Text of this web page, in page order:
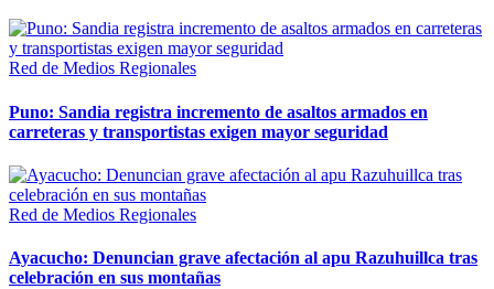
Red de Medios Regionales
Puno: Sandia registra incremento de asaltos armados en
carreteras y transportistas exigen mayor seguridad
Red de Medios Regionales
Ayacucho: Denuncian grave afectación al apu Razuhuillca tras
celebración en sus montañas